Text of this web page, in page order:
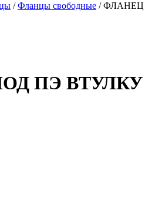
/Фланцы свободные / ФЛАНЕЦ
ПЭ ВТУЛКУ